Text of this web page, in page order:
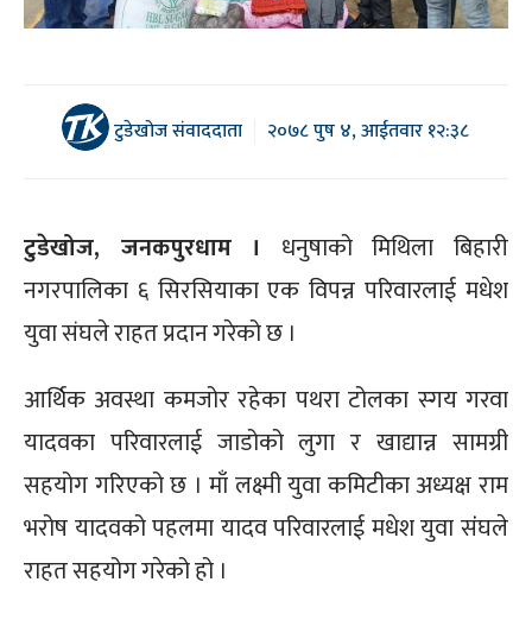
टुडेखोज संवाददाता २०७८ पुष ४, आईतवार १२:३८
टुडेखोज, जनकपुरधाम । धनुषाको मिथिला बिहारी
नगरपालिका ६ सिरसियाका एक विपन्न परिवारलाई मधेश
युवा संघले राहत प्रदान गरेको छ ।
आर्थिक अवस्था कमजोर रहेका पथरा टोलका स्गय गरवा
यादवका परिवारलाई जाडोको लुगा र खाद्यान्न सामग्री
सहयोग गरिएको छ । माँ लक्ष्मी युवा कमिटीका अध्यक्ष राम
भरोष यादवको पहलमा यादव परिवारलाई मधेश युवा संंघले
राहत सहयोग गरेको हो ।